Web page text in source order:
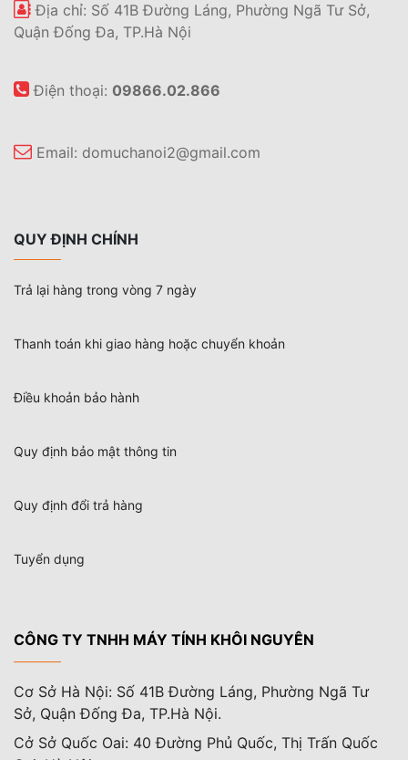
Địa chỉ: Số 41B Đường Láng, Phường Ngã Tư Sở,
Quận Đống Đa, TP.Hà Nội
Điện thoại: 09866.02.866
Email: domuchanoi2@gmail.com
QUY ĐỊNH CHÍNH
Trả lại hàng trong vòng 7 ngày
Thanh toán khi giao hàng hoặc chuyển khoản
Điều khoản bảo hành
Quy định bảo mật thông tin
Quy định đổi trả hàng
Tuyển dụng
CÔNG TY TNHH MÁY TÍNH KHÔI NGUYÊN
Cơ Sở Hà Nội: Số 41B Đường Láng, Phường Ngã Tư
Sở, Quận Đống Đa, TP.Hà Nội.
Cở Sở Quốc Oai: 40 Đường Phủ Quốc, Thị Trấn Quốc